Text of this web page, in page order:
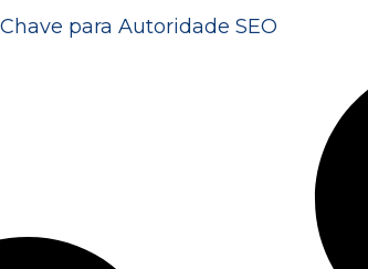
para Autoridade SEO